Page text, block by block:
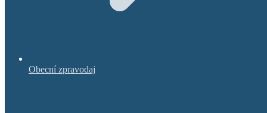
Obecní zpravodaj